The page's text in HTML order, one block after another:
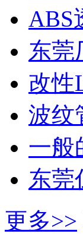
ABS
东莞
改性
波纹
一般
东莞
更多>>